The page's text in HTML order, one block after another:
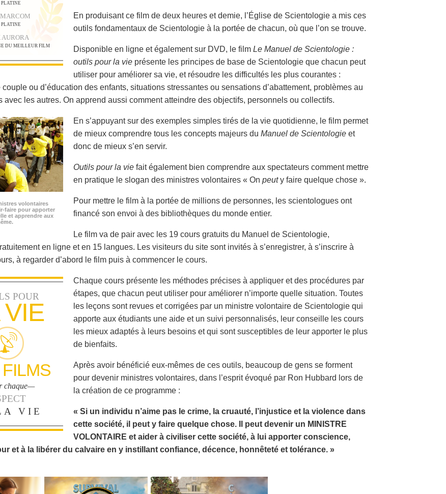
PLATINE
PLATINE
AURORA
DU MEILLEUR FILM
En produisant ce film de deux heures et demie, l’Église de Scientologie a mis ces
outils fondamentaux de Scientologie à la portée de chacun, où que l’on se trouve.
Disponible en ligne et également sur DVD, le film Le Manuel de Scientologie :
outils pour la vie présente les principes de base de Scientologie que chacun peut
utiliser pour améliorer sa vie, et résoudre les difficultés les plus courantes :
ou d’éducation des enfants, situations stressantes ou sensations d’abattement, problèmes au
avec les autres. On apprend aussi comment atteindre des objectifs, personnels ou collectifs.
volontaires
faire pour apporter
et apprendre aux
En s’appuyant sur des exemples simples tirés de la vie quotidienne, le film permet
de mieux comprendre tous les concepts majeurs du Manuel de Scientologie et
donc de mieux s’en servir.
Outils pour la vie fait également bien comprendre aux spectateurs comment mettre
en pratique le slogan des ministres volontaires « On peuty faire quelque chose ».
Pour mettre le film à la portée de millions de personnes, les scientologues ont
financé son envoi à des bibliothèques du monde entier.
Le film va de pair avec les 19 cours gratuits du Manuel de Scientologie,
en ligne et en 15 langues. Les visiteurs du site sont invités à s’enregistrer, à s’inscrire à
à regarder d’abord le film puis à commencer le cours.
POUR
VIE
chaque—
VIE
Chaque cours présente les méthodes précises à appliquer et des procédures par
étapes, que chacun peut utiliser pour améliorer n’importe quelle situation. Toutes
les leçons sont revues et corrigées par un ministre volontaire de Scientologie qui
apporte aux étudiants une aide et un suivi personnalisés, leur conseille les cours
les mieux adaptés à leurs besoins et qui sont susceptibles de leur apporter le plus
de bienfaits.
Après avoir bénéficié eux-mêmes de ces outils, beaucoup de gens se forment
pour devenir ministres volontaires, dans l’esprit évoqué par Ron Hubbard lors de
la création de ce programme :
« Si un individu n’aime pas le crime, la cruauté, l’injustice et la violence dans
cette société, il peut y faire quelque chose. Il peut devenir un MINISTRE
VOLONTAIRE et aider à civiliser cette société, à lui apporter conscience,
et à la libérer du calvaire en y instillant confiance, décence, honnêteté et tolérance. »